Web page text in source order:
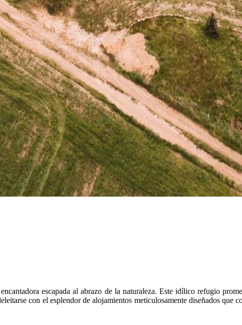
escapada al abrazo de la naturaleza. Este idílico refugio
con el esplendor de alojamientos meticulosamente diseñados que